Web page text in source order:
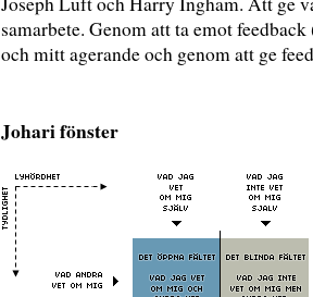
samarbete. Genom att ta emot
och mitt agerande och genom att ge
Johari fönster